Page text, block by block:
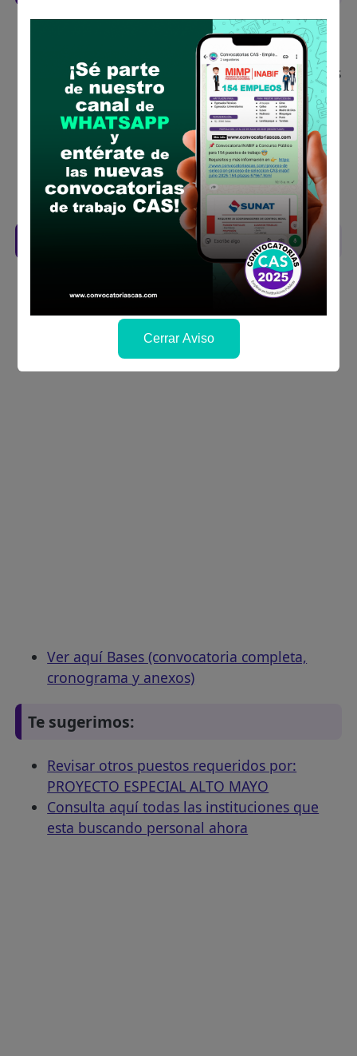
Descarga y revisa a detalle las bases del
Antes de postular, verifica si cumples con los
requisitos para el puesto
Prepara tu documentación y presentalo en
la fechas y por los medios que indica las
bases
Revisar el cronograma para conocer cuando
se publicará los resultados
Descarga aquí las Bases
Ver aquí Bases (convocatoria completa,
cronograma y anexos)
Te sugerimos:
Revisar otros puestos requeridos por:
PROYECTO ESPECIAL ALTO MAYO
Consulta aquí todas las instituciones que
esta buscando personal ahora
Cerrar Aviso